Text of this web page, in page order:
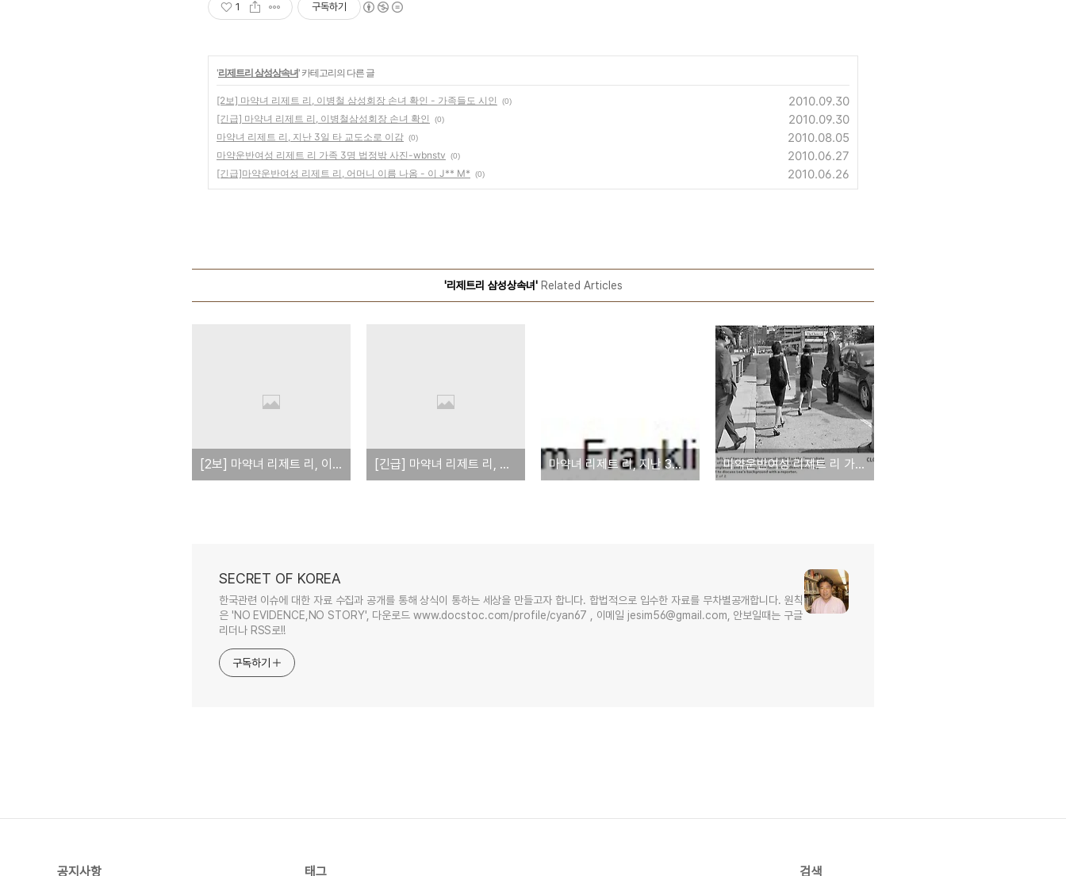
1 구독하기
'리제트리 삼성상속녀' 카테고리의 다른 글
[2보] 마약녀 리제트 리, 이병철 삼성회장 손녀 확인 - 가족들도 시인 (0) 2010.09.30
[긴급] 마약녀 리제트 리, 이병철삼성회장 손녀 확인 (0) 2010.09.30
마약녀 리제트 리, 지난 3일 타 교도소로 이감 (0) 2010.08.05
마약운반여성 리제트 리 가족 3명 법정밖 사진-wbnstv (0) 2010.06.27
[긴급]마약운반여성 리제트 리, 어머니 이름 나옴 - 이 J** M* (0) 2010.06.26
'리제트리 삼성상속녀'Related Articles
[2보] 마약녀 리제트 리, 이병철 삼성회장 손녀 확인 - 가족들도 시인 [긴급] 마약녀 리제트 리, 이병철삼성회장 손녀 확인 마약녀 리제트 리, 지난 3일 타 교도소로 이감 마약운반여성 리제트 리 가족 3명 법정밖 사진-wbnstv
SECRET OF KOREA
한국관련 이슈에 대한 자료 수집과 공개를 통해 상식이 통하는 세상을 만들고자 합니다. 합법적으로 입수한 자료를 무차별공개합니다. 원칙
은 'NO EVIDENCE,NO STORY', 다운로드 www.docstoc.com/profile/cyan67 , 이메일 jesim56@gmail.com, 안보일때는 구글
리더나 RSS로!!
구독하기
공지사항 태그 검색